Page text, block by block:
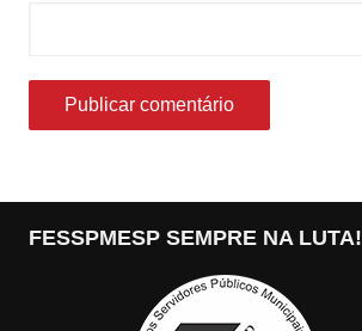
FESSPMESP SEMPRE NA LUTA!